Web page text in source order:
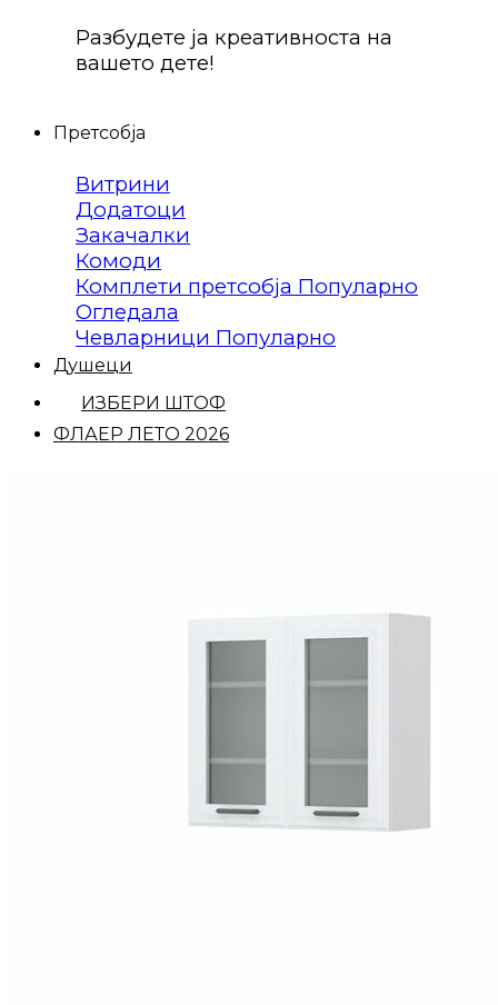
Разбудете ја креативноста на
вашето дете!
Претсобја
Витрини
Додатоци
Закачалки
Комоди
Комплети претсобја
Огледала
Чевларници
Душеци
ИЗБЕРИ ШТОФ
ФЛАЕР ЛЕТО 2026